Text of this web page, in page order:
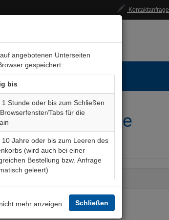
Kontaktanfrage
angebotenen Unterseiten
gespeichert:
bis
1 Stunde oder bis zum Schließen
Tabs für die
10 Jahre oder bis zum Leeren des
(wird auch bei einer
Bestellung bzw. Anfrage
geleert)
mehr anzeigen Schließen
bei Thrombose